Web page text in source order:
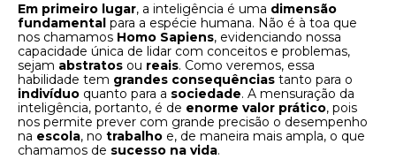
Em primeiro lugar, a inteligência é uma dimensão
fundamental para a espécie humana. Não é à toa que
nos chamamos Homo Sapiens, evidenciando nossa
capacidade única de lidar com conceitos e problemas,
sejam abstratos ou reais. Como veremos, essa
habilidade tem grandes consequências tanto para o
indivíduo quanto para a sociedade. A mensuração da
inteligência, portanto, é de enorme valor prático, pois
nos permite prever com grande precisão o desempenho
na escola, no trabalho e, de maneira mais ampla, o que
chamamos de sucesso na vida.